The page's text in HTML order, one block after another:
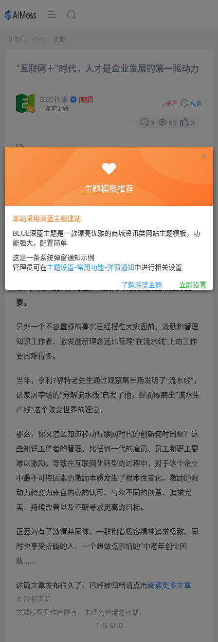
首页 O2O 正文
“互联网＋”时代，人才是企业发展的第一驱动力
O2O往事
11年前更新
+关注 私信
0 88 0
很多实践经验，以及很多研究成果已经告诉我们，如果单
单凭借多给几块钱的工资，根本没有办法让现在的员工去
释放激情。你可以试试看，让你最好的朋友跑一趟腿，然
后给他一百块钱，或者让你老婆做顿好吃的，然后给几百
元钱。
人类的激情并非是金钱能够调动的，威望和领导力并非靠
指令可以建立，特别是越来越多的80后、90后成为企业主
流的时候，友情、信任、以及共同的责任感显得尤为重
要。
另外一个不容置疑的事实已经摆在大家面前，激励和管理
知识工作者、激发创新理念远比管理“在流水线”上的工作
要困难得多。
当年，亨利?福特老先生通过观察屠宰场发明了“流水线”，
这家屠宰场的“分解流水线”启发了他，继而琢磨出“流水生
产线”这个改变世界的理念。
那么，你又怎么知道移动互联网时代的创新何时出现？这
些知识工作者的管理，比任何一代的雇员、员工和职工更
难以激励，导致在互联网化转型的过程中，对于这个企业
中最不可控因素的激励本质发生了根本性变化，激励的驱
动力转变为来自内心的认可、与众不同的创意、追求完
美、持续改善以及不断寻求更高的目标。
正因为有了激情共同体，一群抱着极客精神追求极致、同
时也享受折腾的人、一个想做点事情的“中老年创业团
队……
这篇文章发布很久了，已经被归档请点击阅读更多文章
© 版权声明
文章版权归作者所有，未经允许请勿转载。
THE END
主题模板推荐
本站采用深蓝主题建站
BLUE深蓝主题是一款漂亮优雅的商城资讯类网站主题模板，功
能强大，配置简单
这是一条系统弹窗通知示例
管理员可在主题设置-常用功能-弹窗通知中进行相关设置
了解深蓝主题 立即设置